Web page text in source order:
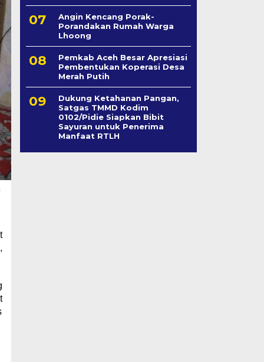
Angin Kencang Porak-
Porandakan Rumah Warga
Lhoong
Pemkab Aceh Besar Apresiasi
Pembentukan Koperasi Desa
Merah Putih
Dukung Ketahanan Pangan,
Satgas TMMD Kodim
0102/Pidie Siapkan Bibit
Sayuran untuk Penerima
Manfaat RTLH